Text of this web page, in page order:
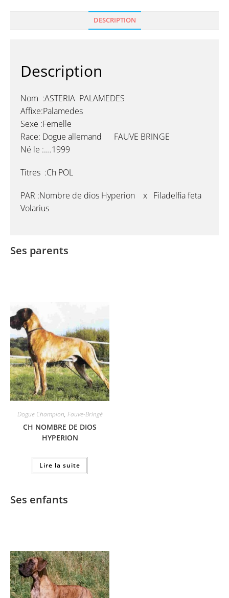
DESCRIPTION
Description
Nom :ASTERIA PALAMEDES
Affixe:Palamedes
Sexe :Femelle
Race: Dogue allemand FAUVE BRINGE
Né le :….1999
Titres :Ch POL
PAR :Nombre de dios Hyperion x Filadelfia feta
Volarius
Ses parents
Dogue Champion, Fauve-Bringé
CH NOMBRE DE DIOS
HYPERION
Lire la suite
Ses enfants